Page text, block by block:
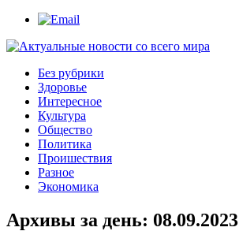
Без рубрики
Здоровье
Интересное
Культура
Общество
Политика
Проишествия
Разное
Экономика
Архивы за день: 08.09.2023